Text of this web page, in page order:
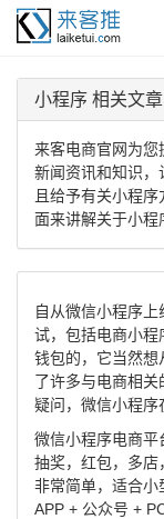
小程序 相关文章
来客电商官网为您
新闻资讯和知识，
且给予有关小程
面来讲解关于小程
自从微信小程序
试，包括电商小程
钱包的，它当然想
了许多与电商相
疑问，微信小程序
微信小程序电商平
抽奖，红包，多店
非常简单，适合
APP + 公众号 +